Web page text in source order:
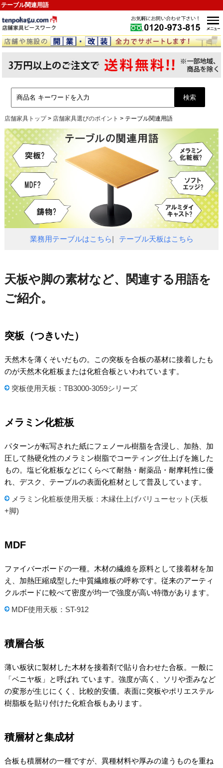
テーブル関連用語
店舗家具トップ> 店舗家具選びのポイント > テーブル関連用語
業務用テーブルはこちら テーブル天板はこちら
天板や脚の素材など、関連する用語を
ご紹介。
突板（つきいた）
天然木を薄くそいだもの。この突板を合板の基材に接着したも
のが天然木化粧板または化粧合板といわれています。
突板使用天板：TB3000-3059シリーズ
メラミン化粧板
パターンが転写された紙にフェノール樹脂を含浸し、加熱、加
圧して熱硬化性のメラミン樹脂でコーティング仕上げを施した
もの。塩ビ化粧板などにくらべて耐熱・耐薬品・耐摩耗性に優
れ、デスク、テーブルの表面化粧材として普及しています。
メラミン化粧板使用天板：木縁仕上げバリューセット(天板
+脚)
MDF
ファイバーボードの一種。木材の繊維を原料として接着材を加
え、加熱圧縮成型した中質繊維板の呼称です。従来のアーティ
クルボードに較べて密度が均一で強度が高い特徴があります。
MDF使用天板：ST-912
積層合板
薄い板状に製材した木材を接着剤で貼り合わせた合板。一般に
「ベニヤ板」と呼ばれ ています。強度が高く、ソリや歪みなど
の変形が生じにくく、比較的安価。表面に突板やポリエステル
樹脂板を貼り付けた化粧合板もあります。
積層材と集成材
合板も積層材の一種ですが、異種材料や厚みの違うものを重ね